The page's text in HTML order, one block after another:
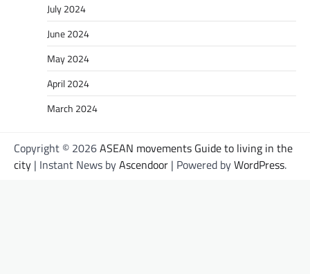
July 2024
June 2024
May 2024
April 2024
March 2024
Copyright © 2026ASEAN movements Guide to living in the
city | Instant News byAscendoor | Powered byWordPress.